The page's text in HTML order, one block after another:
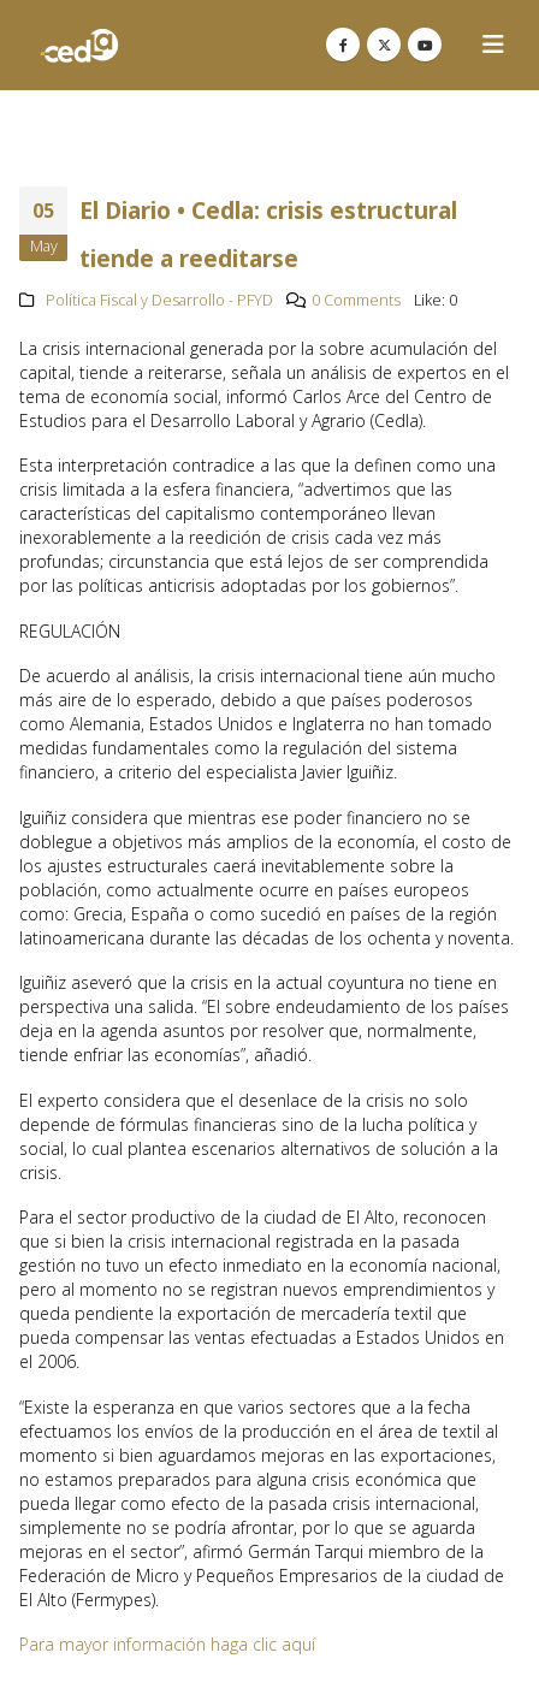
05
May
El Diario • Cedla: crisis estructural
tiende a reeditarse
Política Fiscal y Desarrollo - PFYD 0 Comments Like: 0
La crisis internacional generada por la sobre acumulación del
capital, tiende a reiterarse, señala un análisis de expertos en el
tema de economía social, informó Carlos Arce del Centro de
Estudios para el Desarrollo Laboral y Agrario (Cedla).
Esta interpretación contradice a las que la definen como una
crisis limitada a la esfera financiera, “advertimos que las
características del capitalismo contemporáneo llevan
inexorablemente a la reedición de crisis cada vez más
profundas; circunstancia que está lejos de ser comprendida
por las políticas anticrisis adoptadas por los gobiernos”.
REGULACIÓN
De acuerdo al análisis, la crisis internacional tiene aún mucho
más aire de lo esperado, debido a que países poderosos
como Alemania, Estados Unidos e Inglaterra no han tomado
medidas fundamentales como la regulación del sistema
financiero, a criterio del especialista Javier Iguiñiz.
Iguiñiz considera que mientras ese poder financiero no se
doblegue a objetivos más amplios de la economía, el costo de
los ajustes estructurales caerá inevitablemente sobre la
población, como actualmente ocurre en países europeos
como: Grecia, España o como sucedió en países de la región
latinoamericana durante las décadas de los ochenta y noventa.
Iguiñiz aseveró que la crisis en la actual coyuntura no tiene en
perspectiva una salida. “El sobre endeudamiento de los países
deja en la agenda asuntos por resolver que, normalmente,
tiende enfriar las economías”, añadió.
El experto considera que el desenlace de la crisis no solo
depende de fórmulas financieras sino de la lucha política y
social, lo cual plantea escenarios alternativos de solución a la
crisis.
Para el sector productivo de la ciudad de El Alto, reconocen
que si bien la crisis internacional registrada en la pasada
gestión no tuvo un efecto inmediato en la economía nacional,
pero al momento no se registran nuevos emprendimientos y
queda pendiente la exportación de mercadería textil que
pueda compensar las ventas efectuadas a Estados Unidos en
el 2006.
“Existe la esperanza en que varios sectores que a la fecha
efectuamos los envíos de la producción en el área de textil al
momento si bien aguardamos mejoras en las exportaciones,
no estamos preparados para alguna crisis económica que
pueda llegar como efecto de la pasada crisis internacional,
simplemente no se podría afrontar, por lo que se aguarda
mejoras en el sector”, afirmó Germán Tarqui miembro de la
Federación de Micro y Pequeños Empresarios de la ciudad de
El Alto (Fermypes).
Para mayor información haga clic aquí